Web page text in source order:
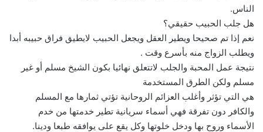
الناس.
هل جلب الحبيب حقيقي؟
نعم إذا تم صحيحا ويطير العقل ويجعل الحبيب لايطيق فراق حبيبه أبدا
ويطلب الزواج منه بأسرع وقت .
نتيجة عمل المحبة والجلب لاتتعلق نهائيا بكون الشيخ مسلم أو غير
مسلم ولكن الطرق المستخدمة
هي التي تؤثر وأغلب العزائم الروحانية تؤتي ثمارها مع المسلم
والكافر دون تفرقة فهي أسماء سريانية تطير خدمتها من خدم
الأسماء وروح بها ودخل خلوتها وكل يقع على يوافقه طبعا ودينا.